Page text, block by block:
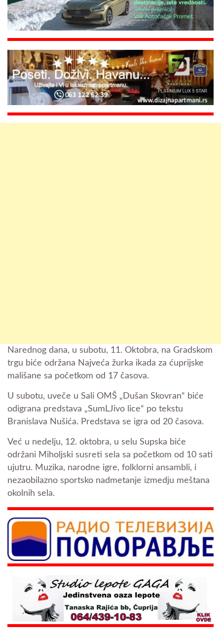
Narednog dana, u subotu, 11. Oktobra, na Gradskom
trgu biće održana Najveća žurka ikada za ćuprijske
mališane sa početkom od 17 časova.
U subotu, uveče u Sali OMŠ „Dušan Skovran“ biće
odigrana predstava „SumLJivo lice“ po tekstu
Branislava Nušića. Predstava se igra od 20 časova.
Već u nedelju, 12. oktobra, u selu Supska biće
održani Miholjski susreti sela sa početkom od 10 sati
ujutru. Muzika, narodne igre, folklorni ansambli, i
nezaobilazno sportsko nadmetanje izmedju meštana
okolnih sela.